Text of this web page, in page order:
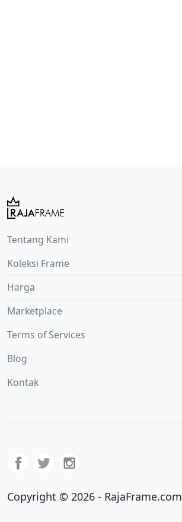
Tentang Kami
Koleksi Frame
Harga
Marketplace
Terms of Services
Blog
Kontak
Copyright © 2026 - RajaFrame.com